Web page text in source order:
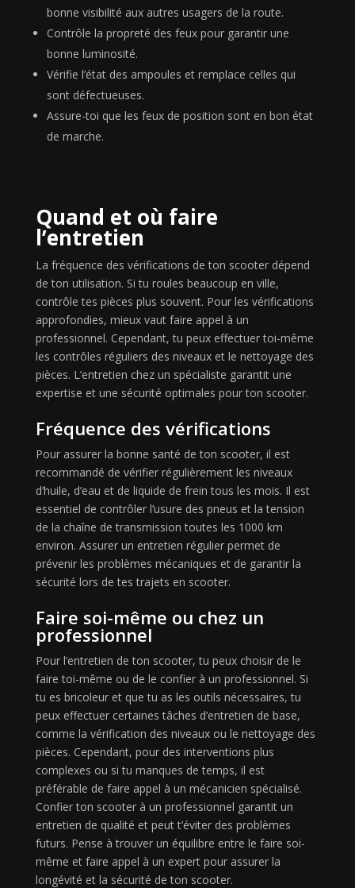
bonne visibilité aux autres usagers de la route.
Contrôle la propreté des feux pour garantir une
bonne luminosité.
Vérifie l’état des ampoules et remplace celles qui
sont défectueuses.
Assure-toi que les feux de position sont en bon état
de marche.
Quand et où faire
l’entretien
La fréquence des vérifications de ton scooter dépend
de ton utilisation. Si tu roules beaucoup en ville,
contrôle tes pièces plus souvent. Pour les vérifications
approfondies, mieux vaut faire appel à un
professionnel. Cependant, tu peux effectuer toi-même
les contrôles réguliers des niveaux et le nettoyage des
pièces. L’entretien chez un spécialiste garantit une
expertise et une sécurité optimales pour ton scooter.
Fréquence des vérifications
Pour assurer la bonne santé de ton scooter, il est
recommandé de vérifier régulièrement les niveaux
d’huile, d’eau et de liquide de frein tous les mois. Il est
essentiel de contrôler l’usure des pneus et la tension
de la chaîne de transmission toutes les 1000 km
environ. Assurer un entretien régulier permet de
prévenir les problèmes mécaniques et de garantir la
sécurité lors de tes trajets en scooter.
Faire soi-même ou chez un
professionnel
Pour l’entretien de ton scooter, tu peux choisir de le
faire toi-même ou de le confier à un professionnel. Si
tu es bricoleur et que tu as les outils nécessaires, tu
peux effectuer certaines tâches d’entretien de base,
comme la vérification des niveaux ou le nettoyage des
pièces. Cependant, pour des interventions plus
complexes ou si tu manques de temps, il est
préférable de faire appel à un mécanicien spécialisé.
Confier ton scooter à un professionnel garantit un
entretien de qualité et peut t’éviter des problèmes
futurs. Pense à trouver un équilibre entre le faire soi-
même et faire appel à un expert pour assurer la
longévité et la sécurité de ton scooter.